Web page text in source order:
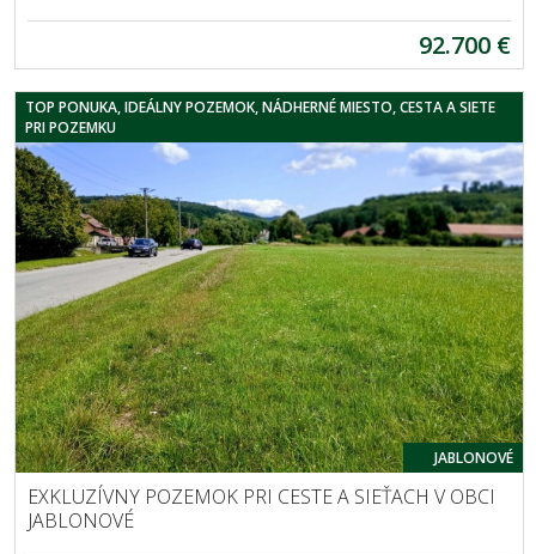
92.700 €
TOP PONUKA, IDEÁLNY POZEMOK, NÁDHERNÉ MIESTO, CESTA A SIETE
PRI POZEMKU
JABLONOVÉ
EXKLUZÍVNY POZEMOK PRI CESTE A SIEŤACH V OBCI
JABLONOVÉ